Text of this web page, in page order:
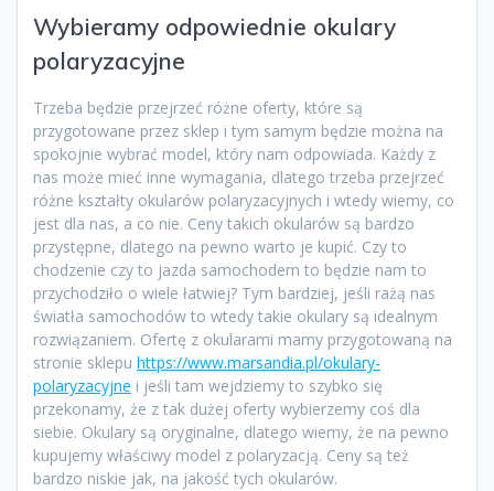
Wybieramy odpowiednie okulary
polaryzacyjne
Trzeba będzie przejrzeć różne oferty, które są
przygotowane przez sklep i tym samym będzie można na
spokojnie wybrać model, który nam odpowiada. Każdy z
nas może mieć inne wymagania, dlatego trzeba przejrzeć
różne kształty okularów polaryzacyjnych i wtedy wiemy, co
jest dla nas, a co nie. Ceny takich okularów są bardzo
przystępne, dlatego na pewno warto je kupić. Czy to
chodzenie czy to jazda samochodem to będzie nam to
przychodziło o wiele łatwiej? Tym bardziej, jeśli rażą nas
światła samochodów to wtedy takie okulary są idealnym
rozwiązaniem. Ofertę z okularami mamy przygotowaną na
stronie sklepu https://www.marsandia.pl/okulary-
polaryzacyjne i jeśli tam wejdziemy to szybko się
przekonamy, że z tak dużej oferty wybierzemy coś dla
siebie. Okulary są oryginalne, dlatego wiemy, że na pewno
kupujemy właściwy model z polaryzacją. Ceny są też
bardzo niskie jak, na jakość tych okularów.